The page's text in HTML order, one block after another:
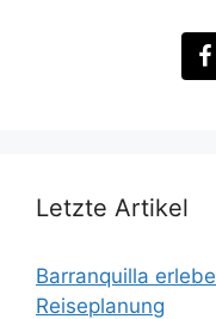
Letzte Artikel
Barranquilla
Reiseplanung